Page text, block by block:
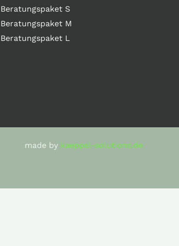
Beratungspaket S
Beratungspaket M
Beratungspaket L
made by kaeppel-solutions.de